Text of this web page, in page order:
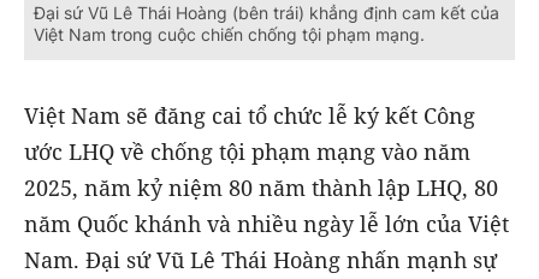
Đại sứ Vũ Lê Thái Hoàng (bên trái) khẳng định cam kết của
Việt Nam trong cuộc chiến chống tội phạm mạng.
Việt Nam sẽ đăng cai tổ chức lễ ký kết Công
ước LHQ về chống tội phạm mạng vào năm
2025, năm kỷ niệm 80 năm thành lập LHQ, 80
năm Quốc khánh và nhiều ngày lễ lớn của Việt
Nam. Đại sứ Vũ Lê Thái Hoàng nhấn mạnh sự